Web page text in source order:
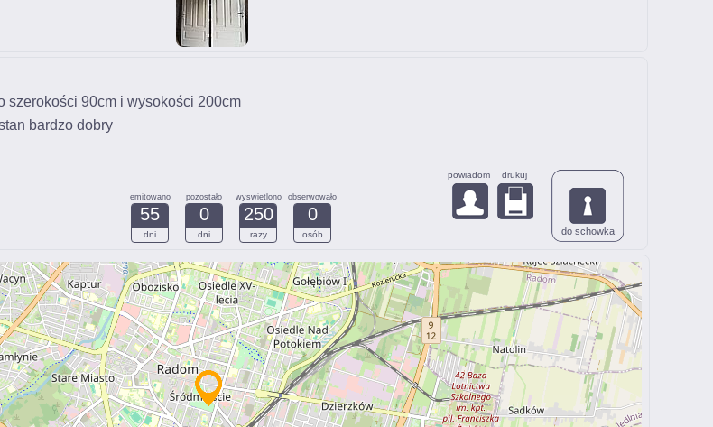
szerokości 90cm i wysokości 200cm
bardzo dobry
emitowano
55
dni
pozostało
0
dni
wyswietlono
250
razy
obserwowało
0
osób do schowka
powiadom drukuj